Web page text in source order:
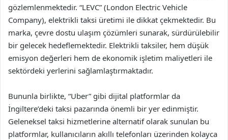
gözlemlenmektedir. “LEVC” (London Electric Vehicle
Company), elektrikli taksi üretimi ile dikkat çekmektedir. Bu
marka, çevre dostu ulaşım çözümleri sunarak, sürdürülebilir
bir gelecek hedeflemektedir. Elektrikli taksiler, hem düşük
emisyon değerleri hem de ekonomik işletim maliyetleri ile
sektördeki yerlerini sağlamlaştırmaktadır.
Bununla birlikte, “Uber” gibi dijital platformlar da
İngiltere’deki taksi pazarında önemli bir yer edinmiştir.
Geleneksel taksi hizmetlerine alternatif olarak sunulan bu
platformlar, kullanıcıların akıllı telefonları üzerinden kolayca